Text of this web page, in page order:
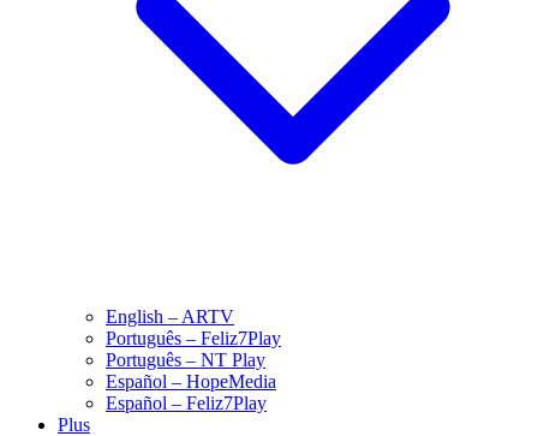
English – ARTV
Português – Feliz7Play
Português – NT Play
Español – HopeMedia
Español – Feliz7Play
Plus